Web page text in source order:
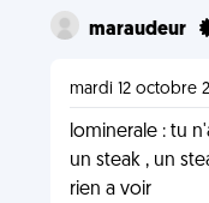
maraudeur
mardi 12 octobre
lominerale : tu
un steak , un
rien a voir